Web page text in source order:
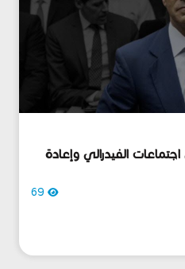
الفيدرالي وإعادة